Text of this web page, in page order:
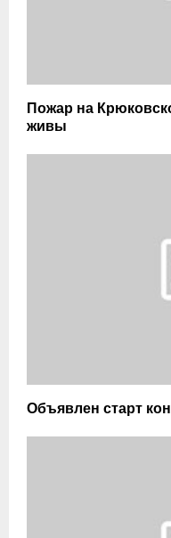
Пожар на
живы
Объявлен старт